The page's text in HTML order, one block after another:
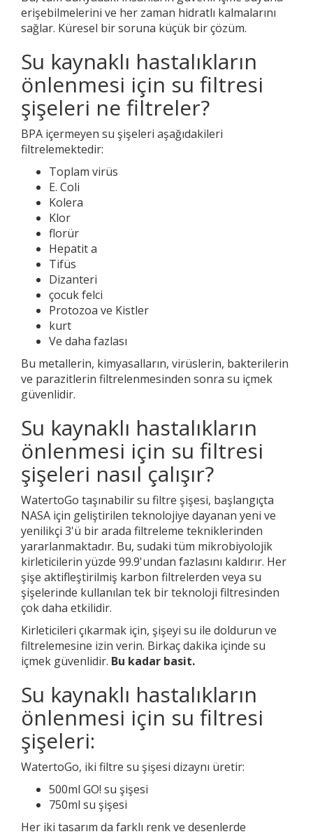
erişebilmelerini ve her zaman hidratlı kalmalarını
sağlar. Küresel bir soruna küçük bir çözüm.
Su kaynaklı hastalıkların
önlenmesi için su filtresi
şişeleri ne filtreler?
BPA içermeyen su şişeleri aşağıdakileri
filtrelemektedir:
Toplam virüs
E. Coli
Kolera
Klor
florür
Hepatit a
Tifüs
Dizanteri
çocuk felci
Protozoa ve Kistler
kurt
Ve daha fazlası
Bu metallerin, kimyasalların, virüslerin, bakterilerin
ve parazitlerin filtrelenmesinden sonra su içmek
güvenlidir.
Su kaynaklı hastalıkların
önlenmesi için su filtresi
şişeleri nasıl çalışır?
WatertoGo taşınabilir su filtre şişesi, başlangıçta
NASA için geliştirilen teknolojiye dayanan yeni ve
yenilikçi 3'ü bir arada filtreleme tekniklerinden
yararlanmaktadır. Bu, sudaki tüm mikrobiyolojik
kirleticilerin yüzde 99.9'undan fazlasını kaldırır. Her
şişe aktifleştirilmiş karbon filtrelerden veya su
şişelerinde kullanılan tek bir teknoloji filtresinden
çok daha etkilidir.
Kirleticileri çıkarmak için, şişeyi su ile doldurun ve
filtrelemesine izin verin. Birkaç dakika içinde su
içmek güvenlidir. Bu kadar basit.
Su kaynaklı hastalıkların
önlenmesi için su filtresi
şişeleri:
WatertoGo, iki filtre su şişesi dizaynı üretir:
500ml GO! su şişesi
750ml su şişesi
Her iki tasarım da farklı renk ve desenlerde